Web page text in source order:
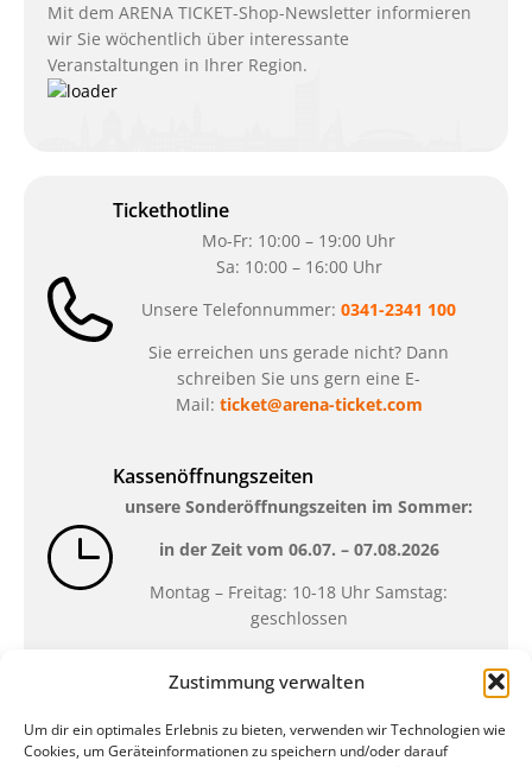
Zustimmung verwalten
Um dir ein optimales Erlebnis zu bieten, verwenden wir Technologien wie
Cookies, um Geräteinformationen zu speichern und/oder darauf
Mit dem ARENA TICKET-Shop-Newsletter informieren
wir Sie wöchentlich über interessante
Veranstaltungen in Ihrer Region.
Tickethotline
Mo-Fr: 10:00 – 19:00 Uhr
Sa: 10:00 – 16:00 Uhr
Unsere Telefonnummer: 0341-2341 100
Sie erreichen uns gerade nicht? Dann
schreiben Sie uns gern eine E-
Mail: ticket@arena-ticket.com
Kassenöffnungszeiten
unsere Sonderöffnungszeiten im Sommer:
in der Zeit vom 06.07. – 07.08.2026
Montag – Freitag: 10-18 Uhr Samstag:
geschlossen
QUARTERBACK Immobilien ARENA